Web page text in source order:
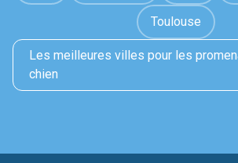
Toulouse
Les meilleures villes pour les
chien